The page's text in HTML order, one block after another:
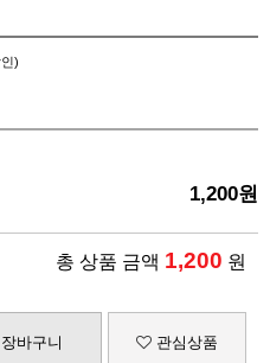
)
1,200원
총 상품 금액 1,200 원
장바구니 관심상품